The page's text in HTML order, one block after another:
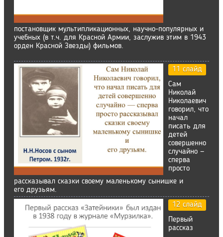
постановщик мультипликационных, научно-популярных и
учебных (в т.ч. для Красной Армии, заслужив этим в 1943
орден Красной Звезды) фильмов.
11 слайд
Сам
Николай
Николаевич
говорил, что
начал
писать для
детей
совершенно
случайно —
сперва
просто
рассказывал сказки своему маленькому сынишке и
его друзьям.
12 слайд
Первый
рассказ